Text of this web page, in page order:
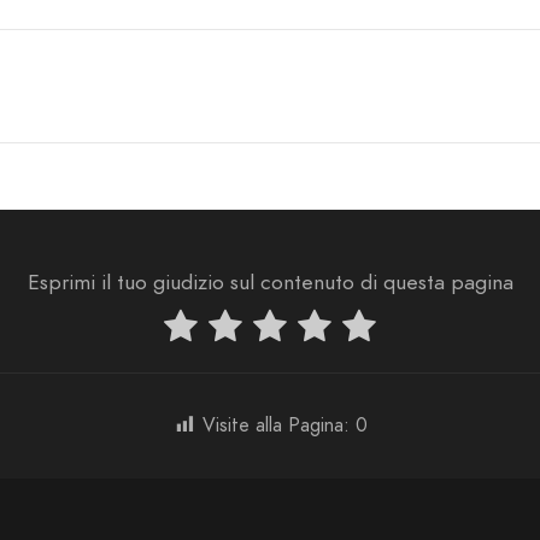
Esprimi il tuo giudizio sul contenuto di questa pagina
Visite alla Pagina: 0